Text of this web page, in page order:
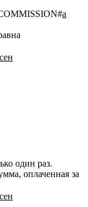
a
один раз.
оплаченная за